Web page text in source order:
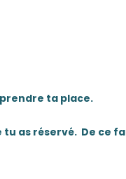
ta place.
as réservé. De ce